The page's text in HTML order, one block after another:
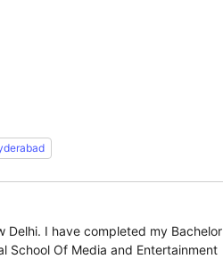
Delhi. I have completed my Bachelor
School Of Media and Entertainment